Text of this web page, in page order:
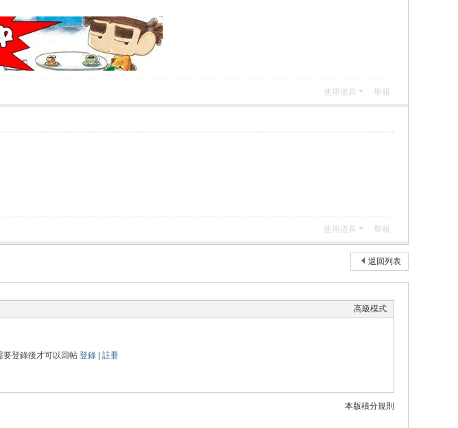
使用道具 舉報
使用道具 舉報
返回列表
高級模式
要登錄後才可以回帖 登錄| 註冊
本版積分規則